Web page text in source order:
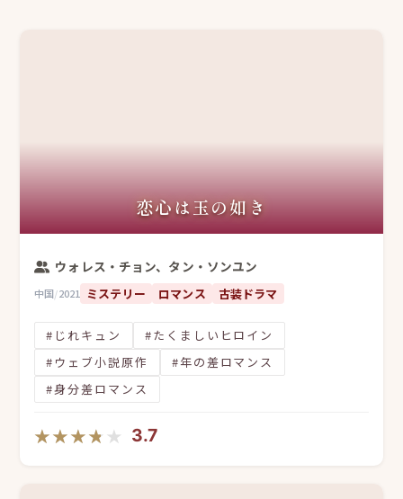
恋心は玉の如き
ウォレス・チョン、タン・ソンユン
中国/2021 ミステリー ロマンス 古装ドラマ
#じれキュン
#たくましいヒロイン
#ウェブ小説原作
#年の差ロマンス
#身分差ロマンス
★★★★★
★★★★★ 3.7